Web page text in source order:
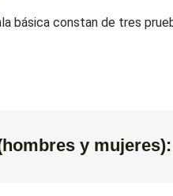
básica constan de tres
y